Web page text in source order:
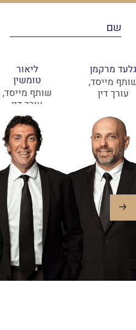
גלעד מרקמן
מייסד,
עורך דין
ליאור
טומשין
שותף מייסד,
עורך דין